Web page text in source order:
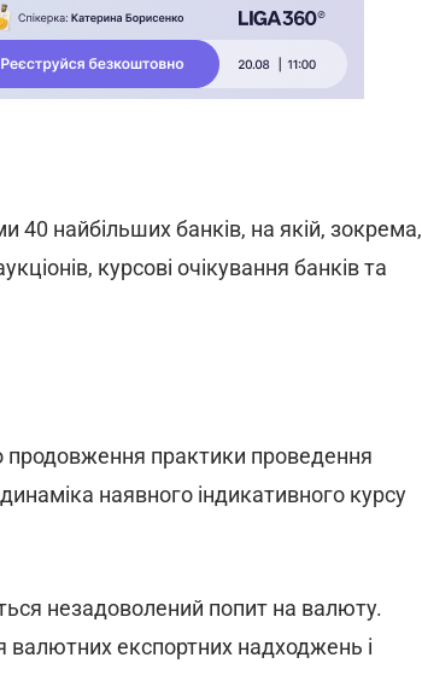
40 найбільших банків, на якій, зокрема,
курсові очікування банків та
продовження практики проведення
наявного індикативного курсу
незадоволений попит на валюту.
валютних експортних надходжень і